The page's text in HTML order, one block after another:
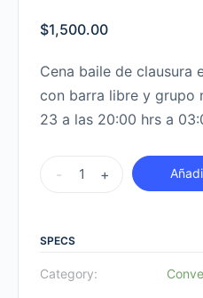
$1,500.00
Cena baile de clausura
con barra libre y grupo
23 a las 20:00 hrs a
baile
clausura
- +
SPECS
Category: